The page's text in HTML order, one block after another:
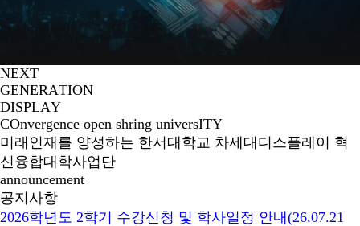
NEXT
GENERATION
DISPLAY
COnvergence open shring universITY
미래인재를 양성하는 한서대학교 차세대디스플레이 혁
신융합대학사업단
announcement
공지사항
2026학년도 2학기 수강신청 및 학사일정 안내(26.07.21